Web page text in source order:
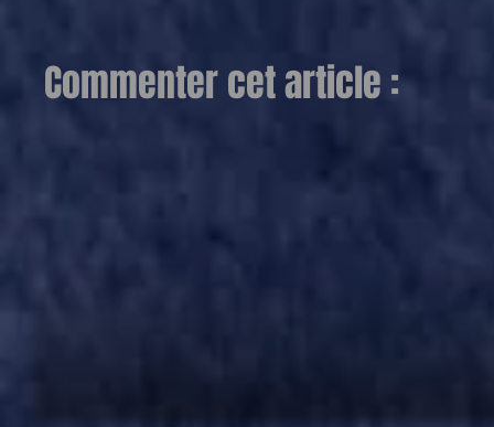
Commenter cet article :